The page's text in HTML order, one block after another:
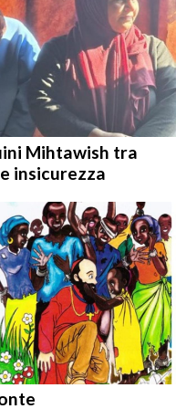
Mihtawish tra
insicurezza